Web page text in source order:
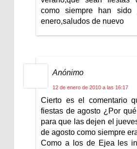
como siempre han sido
enero,saludos de nuevo
Anónimo
12 de enero de 2010 a las 16:17
Cierto es el comentario
fiestas de agosto ¿Por
para que las dejen el
de agosto como siempre
Como a los de Ejea les